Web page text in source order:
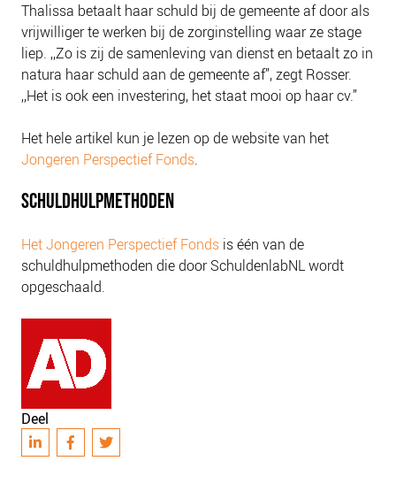
Thalissa betaalt haar schuld bij de gemeente af door als
vrijwilliger te werken bij de zorginstelling waar ze stage
liep. ,,Zo is zij de samenleving van dienst en betaalt zo in
natura haar schuld aan de gemeente af”, zegt Rosser.
,,Het is ook een investering, het staat mooi op haar cv.”
Het hele artikel kun je lezen op de website van het
Jongeren Perspectief Fonds.
SCHULDHULPMETHODEN
Het Jongeren Perspectief Fonds is één van de
schuldhulpmethoden die door SchuldenlabNL wordt
opgeschaald.
Deel